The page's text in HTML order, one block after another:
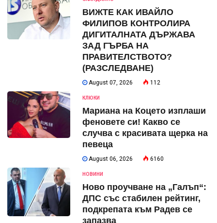
ВИЖТЕ КАК ИВАЙЛО
ФИЛИПОВ КОНТРОЛИРА
ДИГИТАЛНАТА ДЪРЖАВА
ЗАД ГЪРБА НА
ПРАВИТЕЛСТВОТО?
(РАЗСЛЕДВАНЕ)
August 07, 2026 112
КЛЮКИ
Мариана на Коцето изплаши
феновете си! Какво се
случва с красивата щерка на
певеца
August 06, 2026 6160
НОВИНИ
Ново проучване на „Галъп“:
ДПС със стабилен рейтинг,
подкрепата към Радев се
запазва